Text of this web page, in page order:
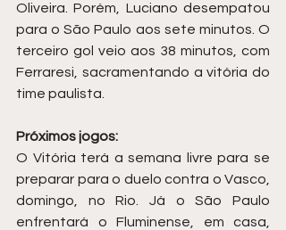
Oliveira. Porém, Luciano desempatou
para o São Paulo aos sete minutos. O
terceiro gol veio aos 38 minutos, com
Ferraresi, sacramentando a vitória do
time paulista.
Próximos jogos:
O Vitória terá a semana livre para se
preparar para o duelo contra o Vasco,
domingo, no Rio. Já o São Paulo
enfrentará o Fluminense, em casa,